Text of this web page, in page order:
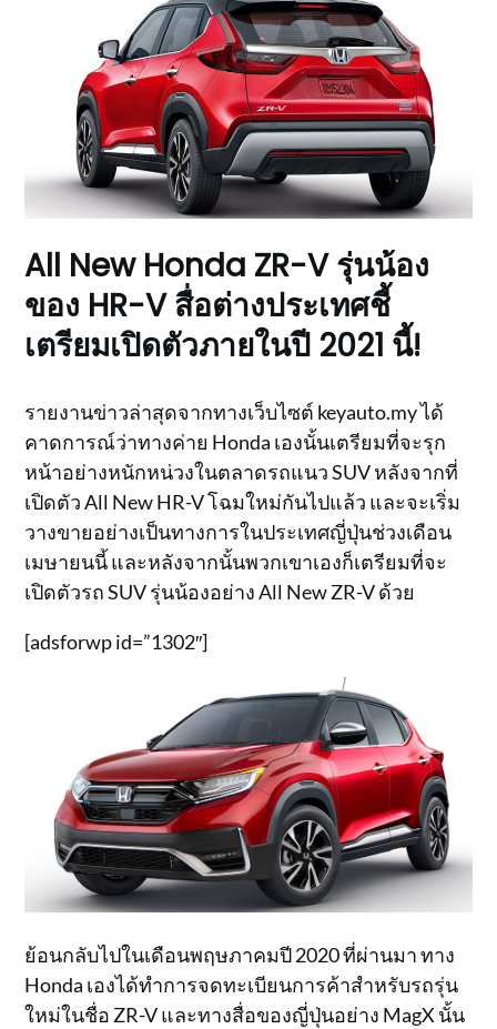
All New Honda ZR-V รุ่นน้อง
ของ HR-V สื่อต่างประเทศชี้
เตรียมเปิดตัวภายในปี 2021 นี้!
รายงานข่าวล่าสุดจากทางเว็บไซต์ keyauto.my ได้
คาดการณ์ว่าทางค่าย Honda เองนั้นเตรียมที่จะรุก
หน้าอย่างหนักหน่วงในตลาดรถแนว SUV หลังจากที่
เปิดตัว All New HR-V โฉมใหม่กันไปแล้ว และจะเริ่ม
วางขายอย่างเป็นทางการในประเทศญี่ปุ่นช่วงเดือน
เมษายนนี้ และหลังจากนั้นพวกเขาเองก็เตรียมที่จะ
เปิดตัวรถ SUV รุ่นน้องอย่าง All New ZR-V ด้วย
[adsforwp id=”1302″]
ย้อนกลับไปในเดือนพฤษภาคมปี 2020 ที่ผ่านมา ทาง
Honda เองได้ทำการจดทะเบียนการค้าสำหรับรถรุ่น
ใหม่ในชื่อ ZR-V และทางสื่อของญี่ปุ่นอย่าง MagX นั้น